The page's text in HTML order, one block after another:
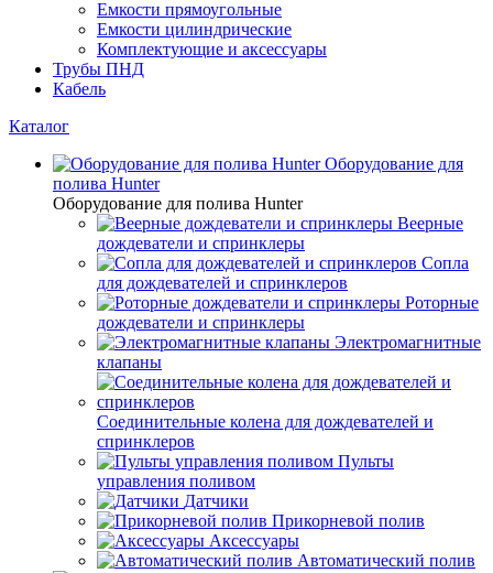
Емкости прямоугольные
Емкости цилиндрические
Комплектующие и аксессуары
Трубы ПНД
Кабель
Каталог
Оборудование для
полива Hunter
Оборудование для полива Hunter
Веерные
дождеватели и спринклеры
Сопла
для дождевателей и спринклеров
Роторные
дождеватели и спринклеры
Электромагнитные
клапаны
Соединительные колена для дождевателей и
спринклеров
Пульты
управления поливом
Датчики
Прикорневой полив
Аксессуары
Автоматический полив